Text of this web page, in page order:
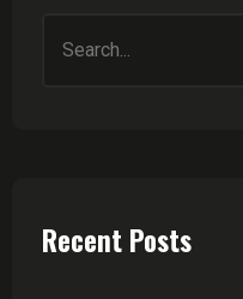
for:
Recent Posts